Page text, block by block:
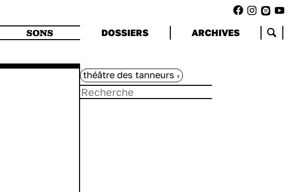
SONS DOSSIERS ARCHIVES
théâtre des tanneurs x